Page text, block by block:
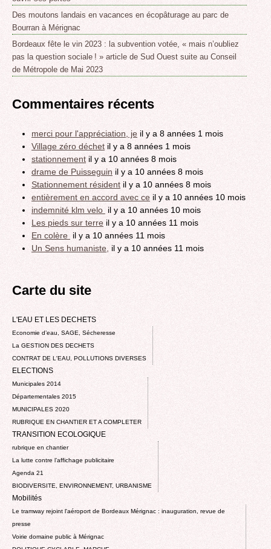
Des moutons landais en vacances en écopâturage au parc de
Bourran à Mérignac
Bordeaux fête le vin 2023 : la subvention votée, « mais n’oubliez
pas la question sociale ! » article de Sud Ouest suite au Conseil
de Métropole de Mai 2023
Commentaires récents
merci pour l'appréciation, je il y a 8 années 1 mois
Village zéro déchet il y a 8 années 1 mois
stationnement il y a 10 années 8 mois
drame de Puisseguin il y a 10 années 8 mois
Stationnement résident il y a 10 années 8 mois
entièrement en accord avec ce il y a 10 années 10 mois
indemnité klm velo il y a 10 années 10 mois
Les pieds sur terre il y a 10 années 11 mois
En colère il y a 10 années 11 mois
Un Sens humaniste,
il y a 10 années 11 mois
Carte du site
L'EAU ET LES DECHETS
Economie d’eau, SAGE, Sécheresse
La GESTION DES DECHETS
CONTRAT DE L'EAU, POLLUTIONS DIVERSES
ELECTIONS
Municipales 2014
Départementales 2015
MUNICIPALES 2020
RUBRIQUE EN CHANTIER ET A COMPLETER
TRANSITION ECOLOGIQUE
rubrique en chantier
La lutte contre l’affichage publicitaire
Agenda 21
BIODIVERSITE, ENVIRONNEMENT, URBANISME
Mobilités
Le tramway rejoint l'aéroport de Bordeaux Mérignac : inauguration, revue de
presse
Voirie domaine public à Mérignac